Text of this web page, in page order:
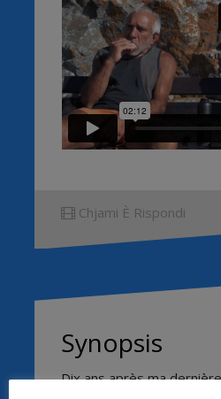
Chjami È Rispondi
Synopsis
Dix ans après ma